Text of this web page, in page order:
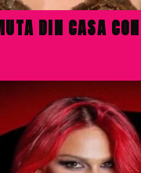
DIN CASA